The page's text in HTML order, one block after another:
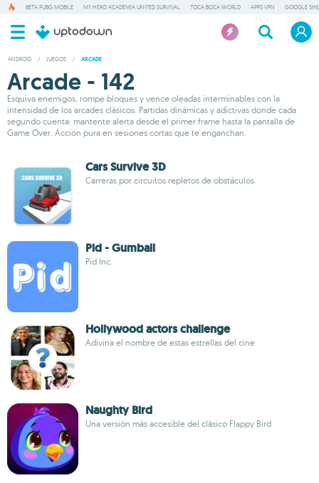
BETA PUBG MOBILE MY HERO ACADEMIA UNITED SURVIVAL TOCA BOCA WORLD APPS VPN GOOGLE
ANDROID / JUEGOS / ARCADE
Arcade - 142
Esquiva enemigos, rompe bloques y vence oleadas interminables con la
intensidad de los arcades clásicos. Partidas dinámicas y adictivas donde cada
segundo cuenta: mantente alerta desde el primer frame hasta la pantalla de
Game Over. Acción pura en sesiones cortas que te enganchan.
Cars Survive 3D
Carreras por circuitos repletos de obstáculos
Pid - Gumball
Pid Inc.
Hollywood actors challenge
Adivina el nombre de estas estrellas del cine
Naughty Bird
Una versión más accesible del clásico Flappy Bird